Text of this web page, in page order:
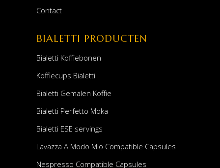
Contact
BIALETTI PRODUCTEN
Bialetti Koffiebonen
Koffiecups Bialetti
Bialetti Gemalen Koffie
Bialetti Perfetto Moka
Bialetti ESE servings
Lavazza A Modo Mio Compatible Capsules
Nespresso Compatible Capsules